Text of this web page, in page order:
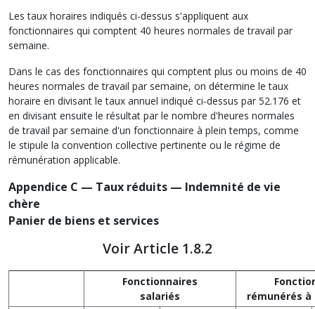
Les taux horaires indiqués ci-dessus s'appliquent aux
fonctionnaires qui comptent 40 heures normales de travail par
semaine.
Dans le cas des fonctionnaires qui comptent plus ou moins de 40
heures normales de travail par semaine, on détermine le taux
horaire en divisant le taux annuel indiqué ci‑dessus par 52.176 et
en divisant ensuite le résultat par le nombre d'heures normales
de travail par semaine d'un fonctionnaire à plein temps, comme
le stipule la convention collective pertinente ou le régime de
rémunération applicable.
Appendice C — Taux réduits — Indemnité de vie
chère
Panier de biens et services
Voir Article 1.8.2
Fonctionnaires
salariés
rémunérés